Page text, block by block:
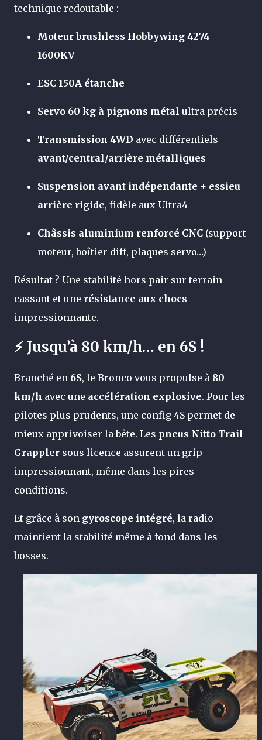
technique redoutable :
Moteur brushless Hobbywing 4274
1600KV
ESC 150A étanche
Servo 60 kg à pignons métal ultra précis
Transmission 4WD avec différentiels
avant/central/arrière métalliques
Suspension avant indépendante + essieu
arrière rigide, fidèle aux Ultra4
Châssis aluminium renforcé CNC (support
moteur, boîtier diff, plaques servo…)
Résultat ? Une stabilité hors pair sur terrain
cassant et une résistance aux chocs
impressionnante.
⚡ Jusqu’à 80 km/h… en 6S !
Branché en 6S, le Bronco vous propulse à 80
km/h avec une accélération explosive. Pour les
pilotes plus prudents, une config 4S permet de
mieux apprivoiser la bête. Les pneus Nitto Trail
Grappler sous licence assurent un grip
impressionnant, même dans les pires
conditions.
Et grâce à son gyroscope intégré, la radio
maintient la stabilité même à fond dans les
bosses.